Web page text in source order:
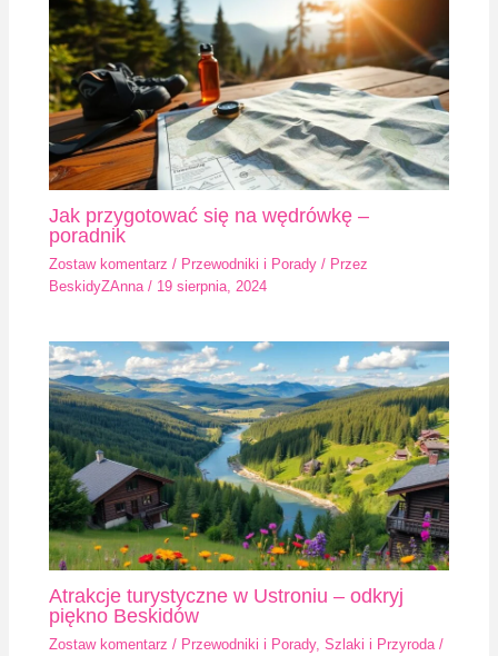
Jak przygotować się na wędrówkę –
poradnik
Zostaw komentarz / Przewodniki i Porady / Przez
BeskidyZAnna/ 19 sierpnia, 2024
Atrakcje turystyczne w Ustroniu – odkryj
piękno Beskidów
Zostaw komentarz / Przewodniki i Porady,Szlaki i Przyroda /